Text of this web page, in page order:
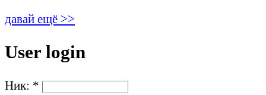
давай ещё >>
User login
Ник: *